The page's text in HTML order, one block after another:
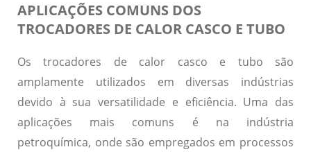
APLICAÇÕES COMUNS DOS
TROCADORES DE CALOR CASCO E TUBO
Os trocadores de calor casco e tubo são
amplamente utilizados em diversas indústrias
devido à sua versatilidade e eficiência. Uma das
aplicações mais comuns é na indústria
petroquímica, onde são empregados em processos